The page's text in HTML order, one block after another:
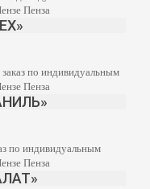
Изменить